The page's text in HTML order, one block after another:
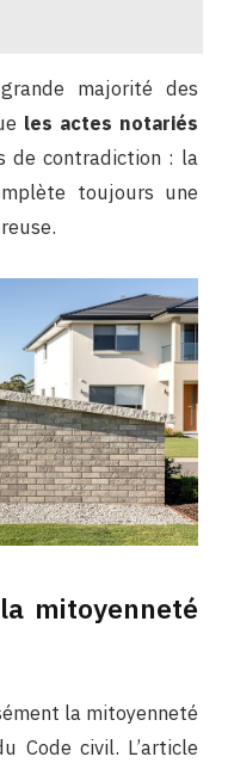
majorité des
les actes notariés
de contradiction : la
toujours une
mitoyenneté
la mitoyenneté
Code civil. L’article